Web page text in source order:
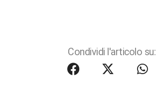
Condividi l'articolo su: